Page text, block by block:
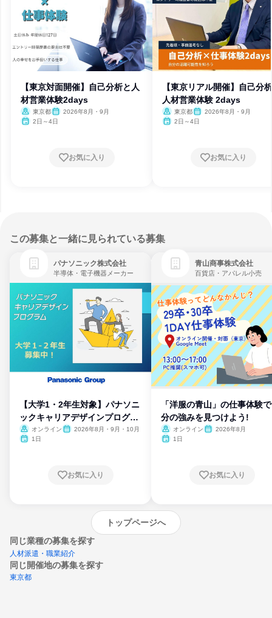
【東京対面開催】自己分析と人
材営業体験2days
東京都
2026年8月・9月
2日～4日
お気に入り
【東京リアル開催】自己分
人材営業体験 2days
東京都
2026年8月・9月
2日～4日
お気に入り
この募集と一緒に見られている募集
パナソニック株式会社
半導体・電子機器メーカー
【大学1・2年生対象】パナソニ
ックキャリアデザインプログラ
ム
オンライン
2026年8月・9月・10月
1日
お気に入り
青山商事株式会社
百貨店・アパレル小売
「洋服の青山」の仕事体験
分の強みを見つけよう!
オンライン
2026年8月
1日
お気に入り
トップページへ
同じ業種の募集を探す
人材派遣・職業紹介
同じ開催地の募集を探す
東京都